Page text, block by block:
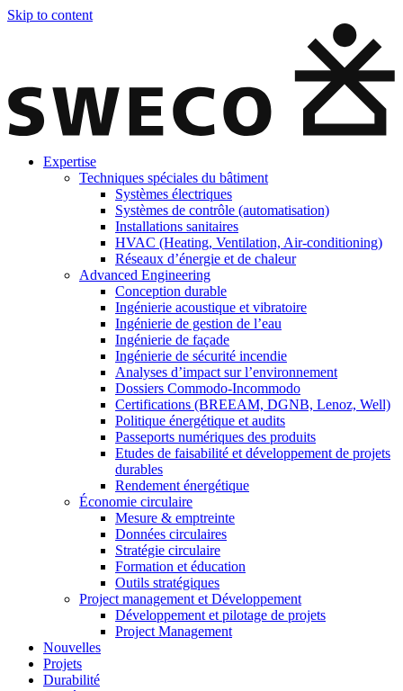
Skip to content
Expertise
Techniques spéciales du bâtiment
Systèmes électriques
Systèmes de contrôle (automatisation)
Installations sanitaires
HVAC (Heating, Ventilation, Air-conditioning)
Réseaux d’énergie et de chaleur
Advanced Engineering
Conception durable
Ingénierie acoustique et vibratoire
Ingénierie de gestion de l’eau
Ingénierie de façade
Ingénierie de sécurité incendie
Analyses d’impact sur l’environnement
Dossiers Commodo-Incommodo
Certifications (BREEAM, DGNB, Lenoz, Well)
Politique énergétique et audits
Passeports numériques des produits
Etudes de faisabilité et développement de projets
durables
Rendement énergétique
Économie circulaire
Mesure & emptreinte
Données circulaires
Stratégie circulaire
Formation et éducation
Outils stratégiques
Project management et Développement
Développement et pilotage de projets
Project Management
Nouvelles
Projets
Durabilité